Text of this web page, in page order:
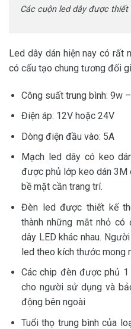
Các cuộn led dây được
Led dây dán hiện nay có rất
có cấu tạo chung tương đối
Công suất trung bình: 9w
Điện áp: 12V hoặc 24V
Dòng điện đầu vào: 5A
Mạch led dây có keo
được phủ lớp keo dán 3M
bề mặt cần trang trí.
Đèn led được thiết kế
thành những mắt nhỏ
dây LED khác nhau.
led theo kích thước mong
Các chip đèn được phủ
cho người sử dụng và
động bên ngoài
Tuổi thọ trung bình của